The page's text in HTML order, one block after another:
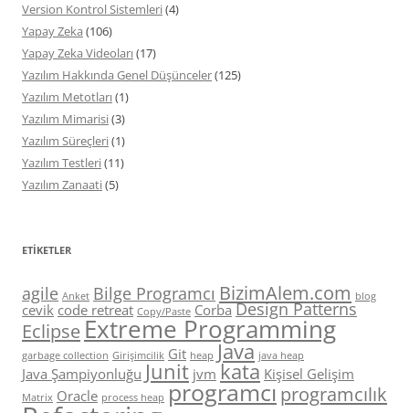
Version Kontrol Sistemleri(4)
Yapay Zeka (106)
Yapay Zeka Videoları(17)
Yazılım Hakkında Genel Düşünceler(125)
Yazılım Metotları(1)
Yazılım Mimarisi(3)
Yazılım Süreçleri(1)
Yazılım Testleri(11)
Yazılım Zanaati(5)
ETIKETLER
agile Anket Bilge Programcı BizimAlem.com blog
cevik code retreat Copy/Paste Corba Design Patterns
Eclipse Extreme Programming
garbage collection Girişimcilik Git heap Java java heap
Java Şampiyonluğu Junit jvm kata Kişisel Gelişim
Matrix Oracle process heap programcı programcılık